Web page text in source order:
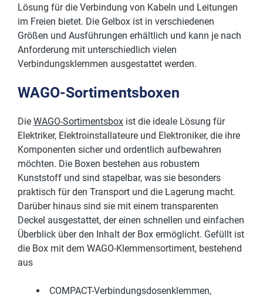
Lösung für die Verbindung von Kabeln und Leitungen
im Freien bietet. Die Gelbox ist in verschiedenen
Größen und Ausführungen erhältlich und kann je nach
Anforderung mit unterschiedlich vielen
Verbindungsklemmen ausgestattet werden.
WAGO-Sortimentsboxen
Die WAGO-Sortimentsbox ist die ideale Lösung für
Elektriker, Elektroinstallateure und Elektroniker, die ihre
Komponenten sicher und ordentlich aufbewahren
möchten. Die Boxen bestehen aus robustem
Kunststoff und sind stapelbar, was sie besonders
praktisch für den Transport und die Lagerung macht.
Darüber hinaus sind sie mit einem transparenten
Deckel ausgestattet, der einen schnellen und einfachen
Überblick über den Inhalt der Box ermöglicht. Gefüllt ist
die Box mit dem WAGO-Klemmensortiment, bestehend
aus
COMPACT-Verbindungsdosenklemmen,